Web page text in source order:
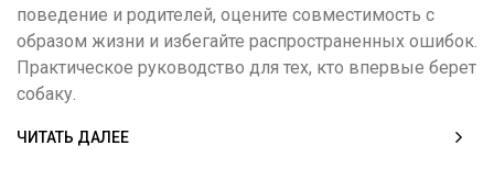
поведение и родителей, оцените совместимость с
образом жизни и избегайте распространенных ошибок.
Практическое руководство для тех, кто впервые берет
собаку.
ЧИТАТЬ ДАЛЕЕ